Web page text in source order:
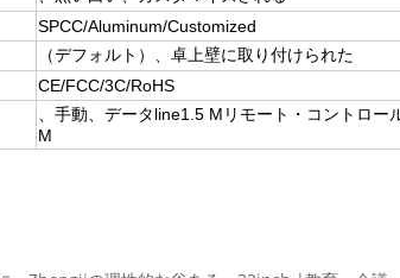
SPCC/Aluminum/Customized
（デフォルト）、卓上壁に取り付けられた
CE/FCC/3C/RoHS
、手動、データline1.5 Mリモート・コントロー
M